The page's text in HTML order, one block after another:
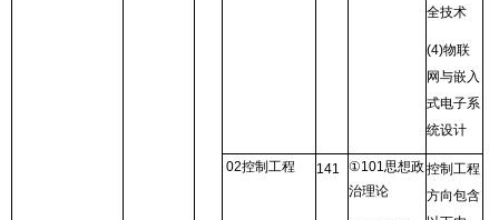
全技术
(4)物联
网与嵌入
式电子系
统设计
02控制工程 141 ①101思想政
治理论
控制工程
方向包含